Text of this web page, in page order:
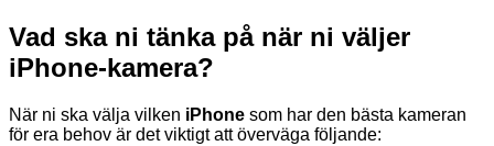
Vad ska ni tänka på när ni väljer
iPhone-kamera?
När ni ska välja vilken iPhone som har den bästa kameran
för era behov är det viktigt att överväga följande: